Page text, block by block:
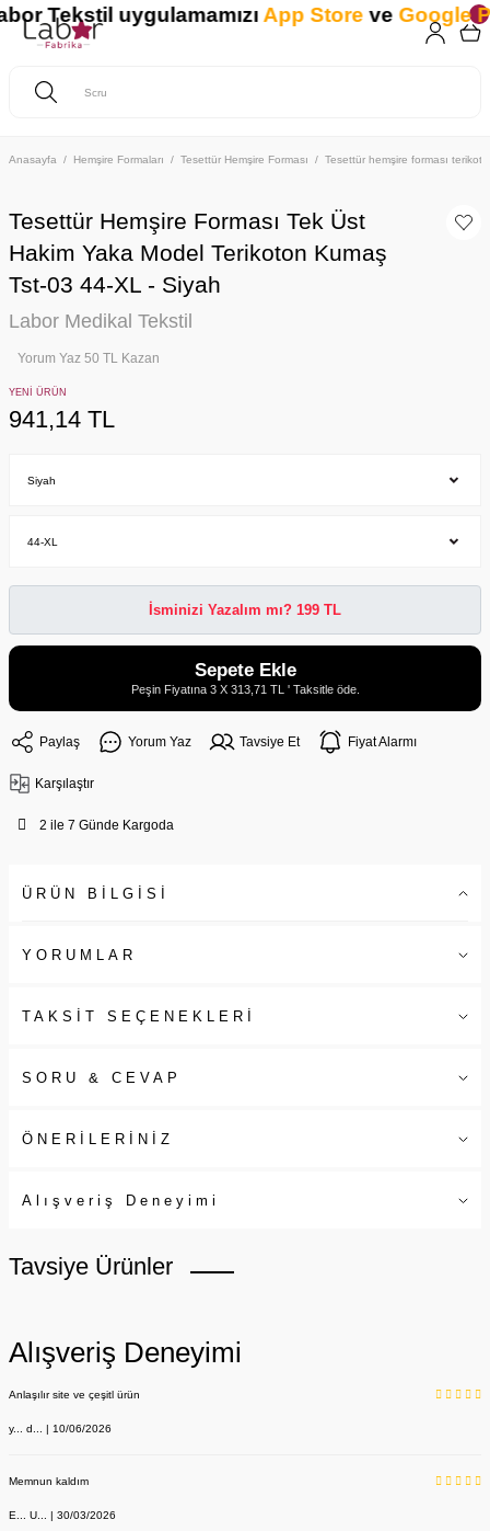
Anasayfa Hemşire Formaları Tesettür Hemşire Forması Tesettür hemşire forması
Tesettür Hemşire Forması Tek Üst
Hakim Yaka Model Terikoton Kumaş
Tst-03 44-XL - Siyah
Labor Medikal Tekstil
Yorum Yaz 50 TL Kazan
YENİ ÜRÜN
941,14 TL
İsminizi Yazalım mı? 199 TL
Sepete Ekle
Peşin Fiyatına 3 X 313,71 TL ' Taksitle öde.
Paylaş Yorum Yaz Tavsiye Et Fiyat Alarmı
Karşılaştır
2 ile 7 Günde Kargoda
ÜRÜN BİLGİSİ
YORUMLAR
TAKSİT SEÇENEKLERİ
SORU & CEVAP
ÖNERİLERİNİZ
Alışveriş Deneyimi
Tavsiye Ürünler
Alışveriş Deneyimi
Anlaşılır site ve çeşitl ürün
y... d... | 10/06/2026
Memnun kaldım
E... U... | 30/03/2026
Tekstil uygulamamızıApp StoreveGoogle